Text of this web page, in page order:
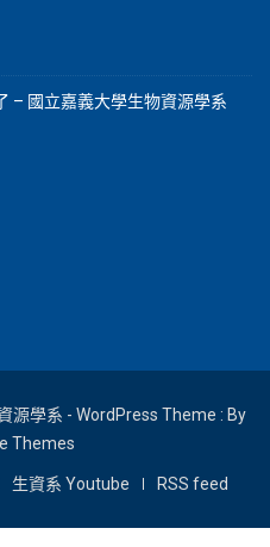
– 國立嘉義大學生物資源學系
源學系 - WordPress Theme : By
Themes
生資系 Youtube RSS feed